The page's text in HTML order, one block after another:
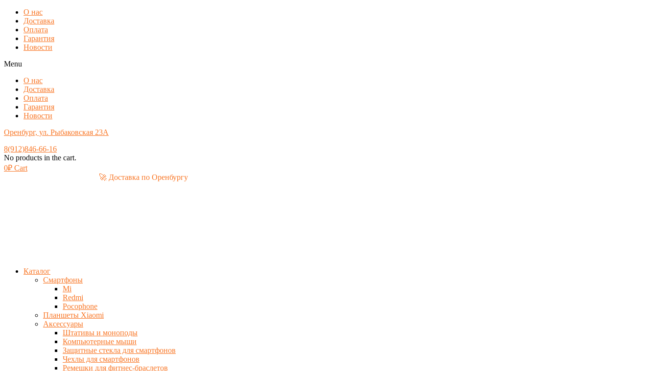
О нас
Доставка
Оплата
Гарантия
Новости
Menu
О нас
Доставка
Оплата
Гарантия
Новости
Оренбург, ул. Рыбаковская 23А
8(912)846-66-16
No products in the cart.
0₽ Cart
🚀 Доставка по Оренбургу
Каталог
Смартфоны
Mi
Redmi
Pocophone
Планшеты Xiaomi
Аксессуары
Штативы и моноподы
Компьютерные мыши
Защитные стекла для смартфонов
Чехлы для смартфонов
Ремешки для фитнес-браслетов